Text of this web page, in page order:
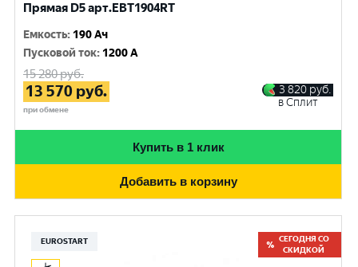
Прямая D5 арт.EBT1904RT
Емкость: 190 Ач
Пусковой ток: 1200 A
15 280руб.
13 570 руб.
при обмене
3 820 руб.
в Сплит
Купить в 1 клик
Добавить в корзину
EUROSTART
СЕГОДНЯ СО
СКИДКОЙ